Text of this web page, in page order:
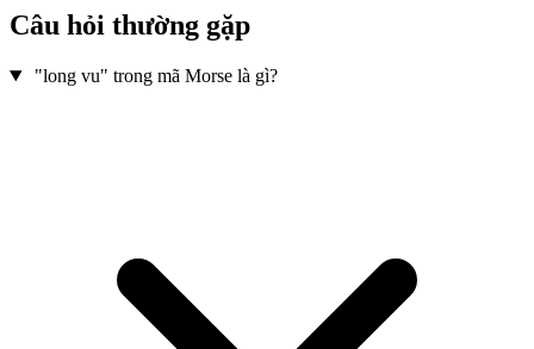
Câu hỏi thường gặp
"long vu" trong mã Morse là gì?